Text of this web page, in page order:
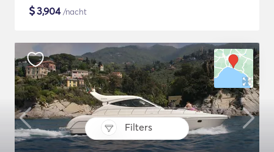
Filters
$3,904/nacht